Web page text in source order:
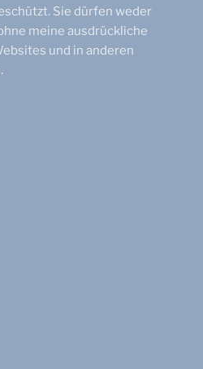
Sie dürfen weder
meine ausdrückliche
und in anderen